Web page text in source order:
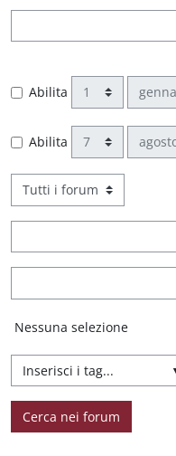
Abilita Giorno
Abilita Giorno
Elementi selezionati:
Nessuna selezione
Cerca nei forum